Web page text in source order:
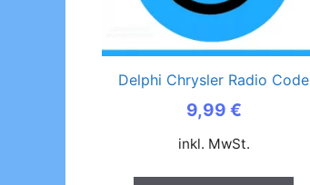
Delphi Chrysler Radio Code
9,99 €
inkl. MwSt.